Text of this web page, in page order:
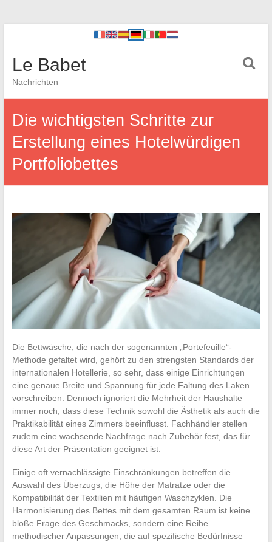
Le Babet
Nachrichten
Die wichtigsten Schritte zur
Erstellung eines Hotelwürdigen
Portfoliobettes
Die Bettwäsche, die nach der sogenannten „Portefeuille“-
Methode gefaltet wird, gehört zu den strengsten Standards der
internationalen Hotellerie, so sehr, dass einige Einrichtungen
eine genaue Breite und Spannung für jede Faltung des Laken
vorschreiben. Dennoch ignoriert die Mehrheit der Haushalte
immer noch, dass diese Technik sowohl die Ästhetik als auch die
Praktikabilität eines Zimmers beeinflusst. Fachhändler stellen
zudem eine wachsende Nachfrage nach Zubehör fest, das für
diese Art der Präsentation geeignet ist.
Einige oft vernachlässigte Einschränkungen betreffen die
Auswahl des Überzugs, die Höhe der Matratze oder die
Kompatibilität der Textilien mit häufigen Waschzyklen. Die
Harmonisierung des Bettes mit dem gesamten Raum ist keine
bloße Frage des Geschmacks, sondern eine Reihe
methodischer Anpassungen, die auf spezifische Bedürfnisse